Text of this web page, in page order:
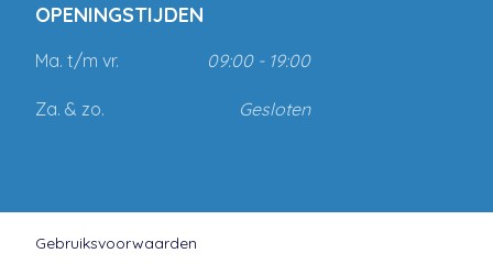
OPENINGSTIJDEN
Ma. t/m vr. 09:00 - 19:00
Za. & zo. Gesloten
Gebruiksvoorwaarden